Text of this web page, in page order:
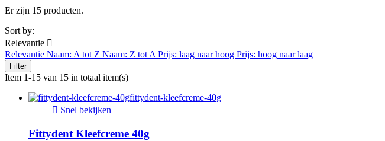
Er zijn 15 producten.
Sort by:
Relevantie 
Relevantie Naam: A tot Z Naam: Z tot A Prijs: laag naar hoog Prijs: hoog naar laag
Filter
Item 1-15 van 15 in totaal item(s)
 Snel bekijken
Fittydent Kleefcreme 40g